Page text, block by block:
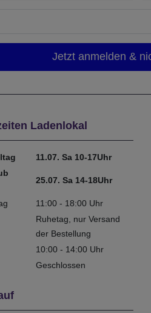
Ladenlokal
11.07. Sa 10-17Uhr
25.07. Sa 14-18Uhr
11:00 - 18:00 Uhr
Ruhetag, nur Versand
der Bestellung
10:00 - 14:00 Uhr
Geschlossen